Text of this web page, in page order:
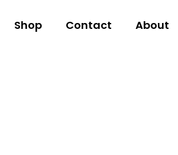
Shop Contact About